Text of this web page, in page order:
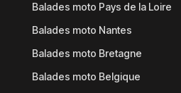
Balades moto Pays de la Loire
Balades moto Nantes
Balades moto Bretagne
Balades moto Belgique